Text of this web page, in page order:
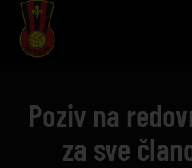
Poziv na
za sve